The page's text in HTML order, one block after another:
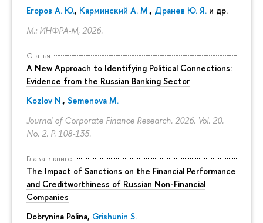
Егоров А. Ю., Карминский А. М., Дранев Ю. Я. и др.
М.: ИНФРА-М, 2026.
Статья
A New Approach to Identifying Political Connections:
Evidence from the Russian Banking Sector
Kozlov N., Semenova M.
Journal of Corporate Finance Research. 2026. Vol. 20.
No. 2. P. 108-135.
Глава в книге
The Impact of Sanctions on the Financial Performance
and Creditworthiness of Russian Non-Financial
Companies
Dobrynina Polina, Grishunin S.